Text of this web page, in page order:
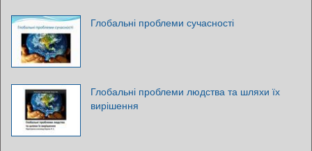
Глобальні проблеми сучасності
Глобальні проблеми людства та шляхи їх
вирішення